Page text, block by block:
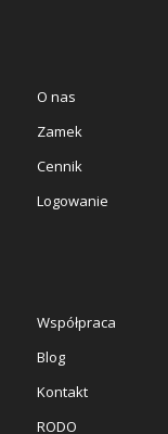
O nas
Zamek
Cennik
Logowanie
Współpraca
Blog
Kontakt
RODO